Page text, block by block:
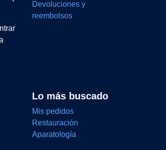
Lo más buscado
Mis pedidos
Restauración
Aparatología
Devoluciones y
reembolsos